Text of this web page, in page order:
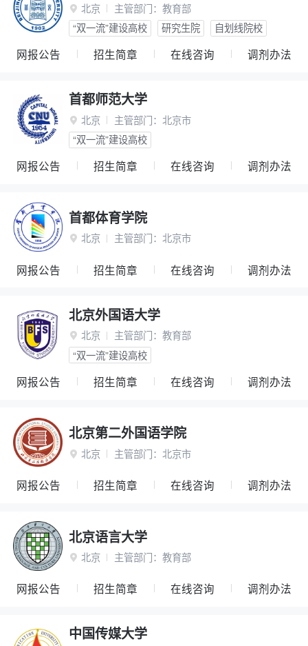
 北京 主管部门： 教育部
“双一流”建设高校
研究生院 自划线院校
网报公告 招生简章 在线咨询 调剂办法
首都师范大学
 北京 主管部门： 北京市
“双一流”建设高校
网报公告 招生简章 在线咨询 调剂办法
首都体育学院
 北京 主管部门： 北京市
网报公告 招生简章 在线咨询 调剂办法
北京外国语大学
 北京 主管部门： 教育部
“双一流”建设高校
网报公告 招生简章 在线咨询 调剂办法
北京第二外国语学院
 北京 主管部门： 北京市
网报公告 招生简章 在线咨询 调剂办法
北京语言大学
 北京 主管部门： 教育部
网报公告 招生简章 在线咨询 调剂办法
中国传媒大学